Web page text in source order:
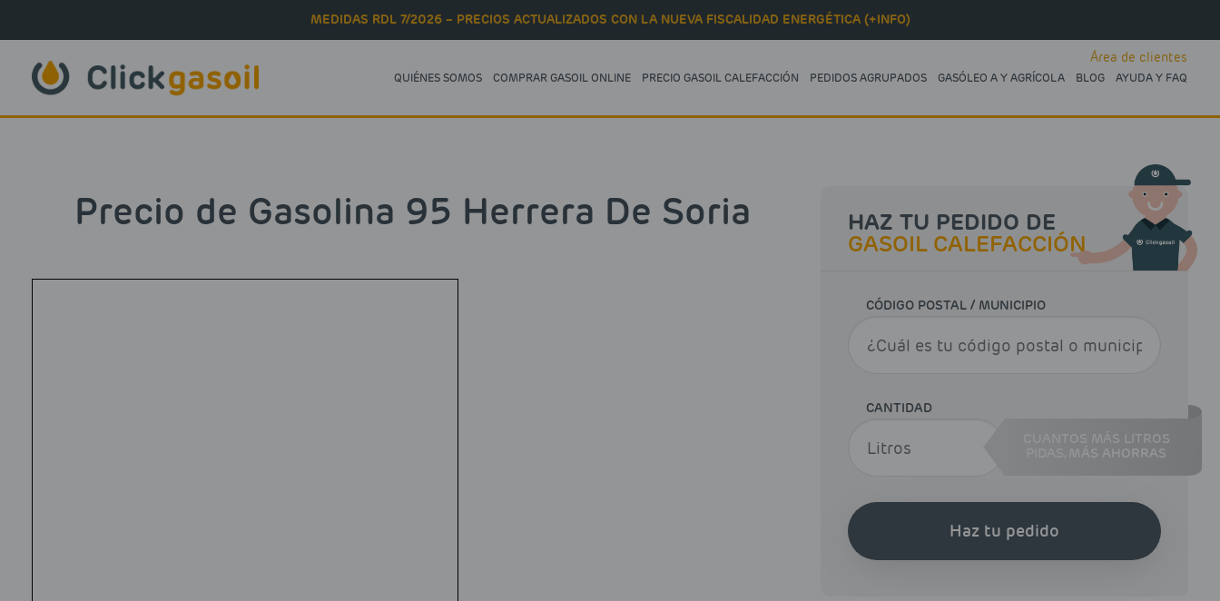
MEDIDAS RDL 7/2026 – PRECIOS ACTUALIZADOS CON LA NUEVA FISCALIDAD ENERGÉTICA (+INFO)
QUIÉNES SOMOS COMPRAR GASOIL ONLINE PRECIO GASOIL CALEFACCIÓN PEDIDOS AGRUPADOS GASÓLEO A Y AGRÍCOLA BLOG AYUDA Y FAQ
Área de clientes
Precio de Gasolina 95 Herrera De Soria HAZ TU PEDIDO DE
GASOIL CALEFACCIÓN
CÓDIGO POSTAL / MUNICIPIO
CANTIDAD
CUANTOS MÁS LITROS
MÁS AHORRAS
Haz tu pedido